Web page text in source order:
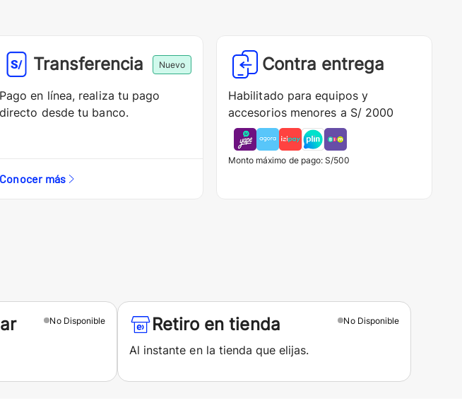
Transferencia Nuevo
Pago en línea, realiza tu pago
directo desde tu banco.
Conocer más
Contra entrega
Habilitado para equipos y
accesorios menores a S/ 2000
Monto máximo de pago: S/500
No Disponible No Disponible
Retiro en tienda
Al instante en la tienda que elijas.